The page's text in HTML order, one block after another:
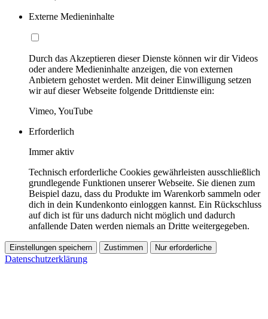
Externe Medieninhalte
Durch das Akzeptieren dieser Dienste können wir dir Videos
oder andere Medieninhalte anzeigen, die von externen
Anbietern gehostet werden. Mit deiner Einwilligung setzen
wir auf dieser Webseite folgende Drittdienste ein:
Vimeo, YouTube
Erforderlich
Immer aktiv
Technisch erforderliche Cookies gewährleisten ausschließlich
grundlegende Funktionen unserer Webseite. Sie dienen zum
Beispiel dazu, dass du Produkte im Warenkorb sammeln oder
dich in dein Kundenkonto einloggen kannst. Ein Rückschluss
auf dich ist für uns dadurch nicht möglich und dadurch
anfallende Daten werden niemals an Dritte weitergegeben.
Einstellungen speichern Zustimmen Nur erforderliche
Datenschutzerklärung